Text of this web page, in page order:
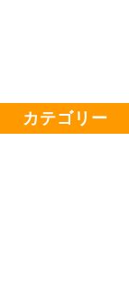
カテゴリー